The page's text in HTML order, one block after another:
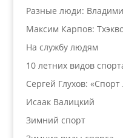
Разные люди:
Максим Карпов:
На службу людям
10 летних видов
Сергей Глухов:
Исаак Валицкий
Зимний спорт